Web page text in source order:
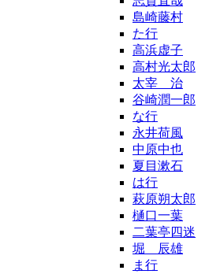
島崎藤村
た行
高浜虚子
高村光太郎
太宰 治
谷崎潤一郎
な行
永井荷風
中原中也
夏目漱石
は行
萩原朔太郎
樋口一葉
二葉亭四迷
堀 辰雄
ま行